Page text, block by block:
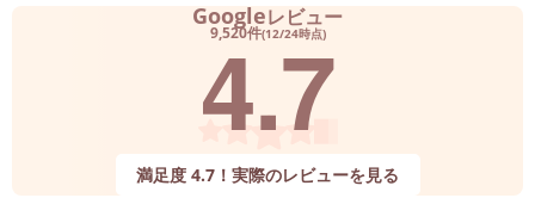
Googleレビュー
9,520件(12/24時点)
4.7
満足度 4.7！実際のレビューを見る